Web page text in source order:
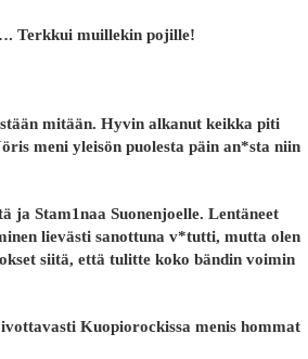
Terkkui muillekin pojille!
mitään. Hyvin alkanut keikka piti
meni yleisön puolesta päin an*sta niin
ja Stam1naa Suonenjoelle. Lentäneet
lievästi sanottuna v*tutti, mutta olen
siitä, että tulitte koko bändin voimin
Kuopiorockissa menis hommat